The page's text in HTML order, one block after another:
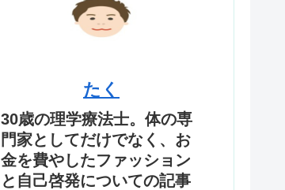
たく
30歳の理学療法士。体の専
門家としてだけでなく、お
金を費やしたファッション
と自己啓発についての記事